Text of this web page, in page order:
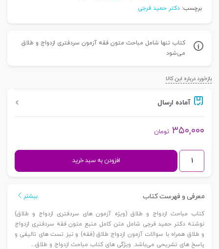
برچسب: دکتر حمید فرجی
کتاب تنها شامل مباحث متون فقه آزمون سردفتری ازدواج و طلاق
می‌شود
بازخورد درباره این کالا
آماده ارسال
۳۵۰,۰۰۰ تومان
مباحث
ازدواج
طلاق
فقه
آزمون
سردفتری
افزودن به سبد خرید
معرفی و فهرست کتاب بیشتر
کتاب مباحث ازدواج و طلاق (ویژه آزمون های سردفتری ازدواج و طلاق)
نوشته دکتر حمید فرجی شامل متن کامل منبع متون فقه سردفتری ازدواج
و طلاق همراه با سوالات آزمون ازدواج طلاق (فقه) و نیز تست های تالیفی و
پاسخ های تشریحی می‌باشد. ویژگی های کتاب مباحث ازدواج و طلاق...